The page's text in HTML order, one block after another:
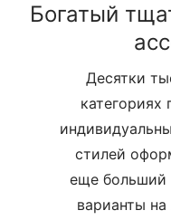
Богатый
Десятки
категориях
стилей
еще больший
варианты